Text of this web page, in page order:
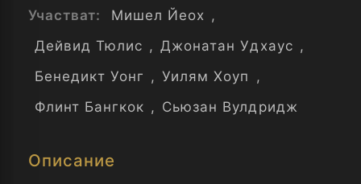
Участват: Мишел Йеох ,
Дейвид Тюлис , Джонатан Удхаус ,
Бенедикт Уонг , Уилям Хоуп ,
Флинт Бангкок , Сьюзан Вулдридж
Описание